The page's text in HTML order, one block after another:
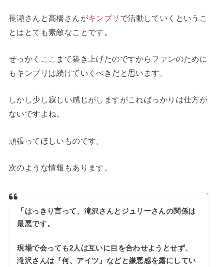
長瀬さんと高橋さんがキンプリ で活動していくというこ
とはとても素敵なことです。
せっかくここまで築き上げたのですからファンのために
もキンプリは続けていくべきだと思います。
しかし少し寂しい感じがしますがこればっかりは仕方が
ないですよね。
頑張ってほしいものです。
次のような情報もあります。
「はっきり言って、滝沢さんとジュリーさんの関係は
最悪です。
現場で会っても2人は互いに目を合わせようとせず、
滝沢さんは『何、アイツ』などと嫌悪感を露にしてい